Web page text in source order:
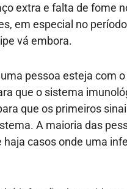
extra e falta de fome
em especial no
vá embora.
pessoa esteja com
que o sistema
que os primeiros
A maioria das
casos onde uma